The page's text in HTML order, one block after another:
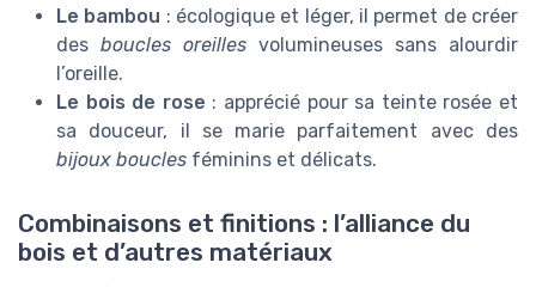
Le bambou : écologique et léger, il permet de créer
des boucles oreilles volumineuses sans alourdir
l’oreille.
Le bois de rose : apprécié pour sa teinte rosée et
sa douceur, il se marie parfaitement avec des
bijoux boucles féminins et délicats.
Combinaisons et finitions : l’alliance du
bois et d’autres matériaux